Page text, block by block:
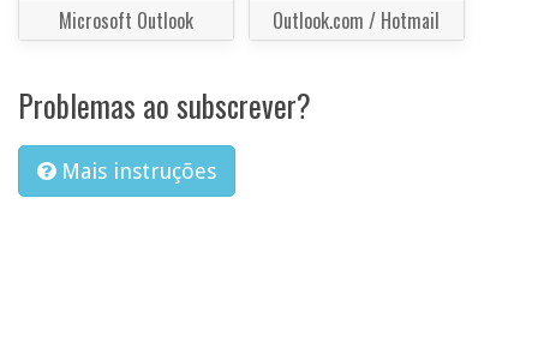
Microsoft Outlook Outlook.com / Hotmail
Problemas ao subscrever?
Mais instruções